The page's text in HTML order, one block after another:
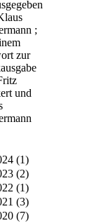
;
zur
und
(1)
(2)
(1)
(3)
(7)